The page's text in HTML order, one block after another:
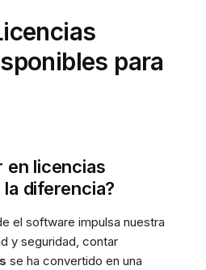
para
en licencias
diferencia?
el software impulsa nuestra
y seguridad, contar
se ha convertido en una